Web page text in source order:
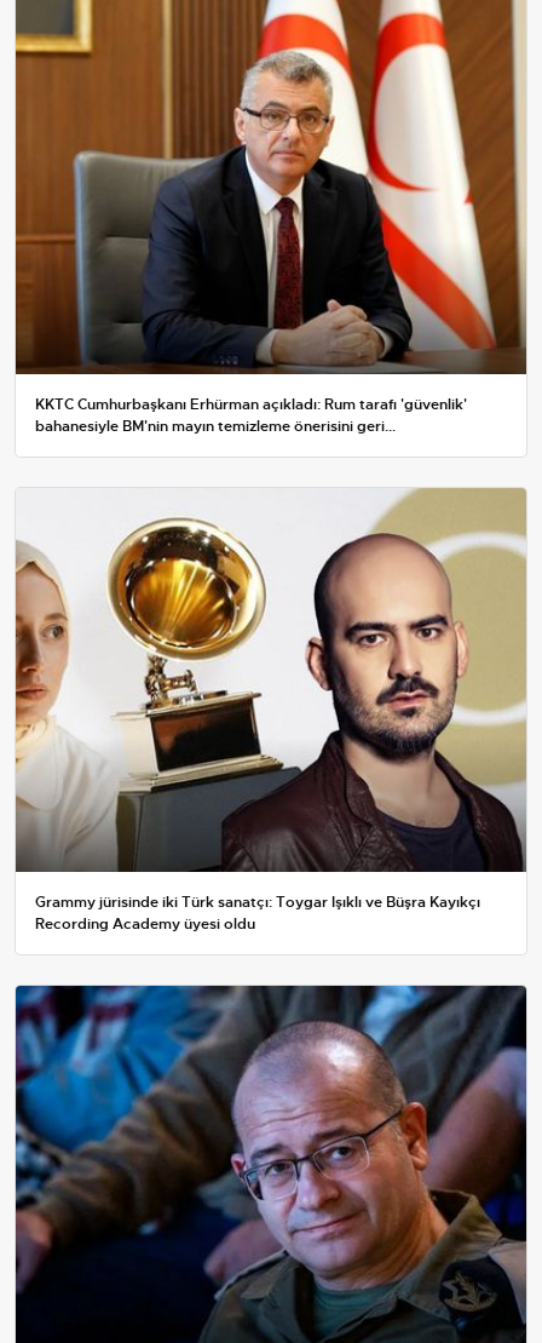
KKTC Cumhurbaşkanı Erhürman açıkladı: Rum tarafı 'güvenlik'
bahanesiyle BM'nin mayın temizleme önerisini geri...
Grammy jürisinde iki Türk sanatçı: Toygar Işıklı ve Büşra Kayıkçı
Recording Academy üyesi oldu